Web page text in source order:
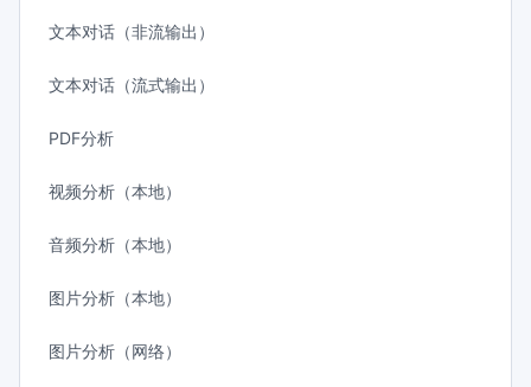
文本对话（非流输出）
文本对话（流式输出）
PDF分析
视频分析（本地）
音频分析（本地）
图片分析（本地）
图片分析（网络）